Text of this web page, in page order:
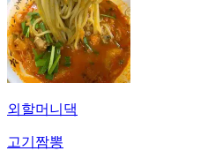
외할머니댁
고기짬뽕